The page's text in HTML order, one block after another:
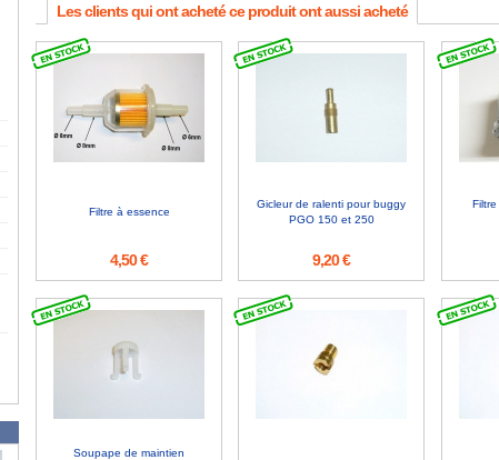
Les clients qui ont acheté ce produit ont aussi acheté
Filtre à essence
4,50 €
Gicleur de ralenti pour buggy
PGO 150 et 250
9,20 €
Soupape de maintien